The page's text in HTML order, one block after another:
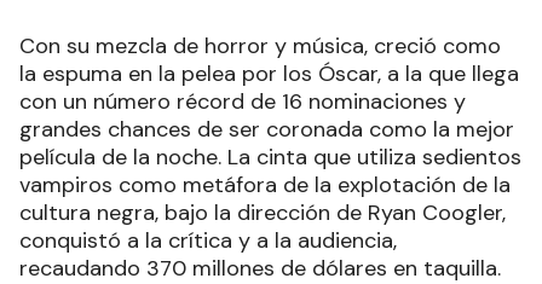
Con su mezcla de horror y música, creció como
la espuma en la pelea por los Óscar, a la que llega
con un número récord de 16 nominaciones y
grandes chances de ser coronada como la mejor
película de la noche. La cinta que utiliza sedientos
vampiros como metáfora de la explotación de la
cultura negra, bajo la dirección de Ryan Coogler,
conquistó a la crítica y a la audiencia,
recaudando 370 millones de dólares en taquilla.